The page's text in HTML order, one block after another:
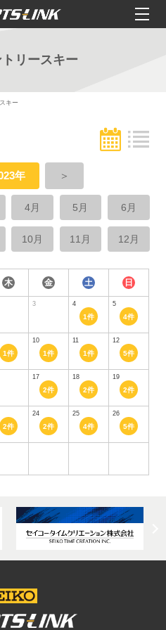
リースキー
キー
年 ＞
4月 5月 6月
10月 11月 12月
木 金 土 日
3 4
1件
5
4件
1件
10
1件
11
1件
12
5件
17
2件
18
2件
19
2件
2件
24
2件
25
4件
26
5件